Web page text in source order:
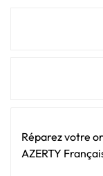
Réparez votre
AZERTY